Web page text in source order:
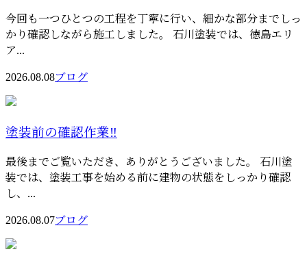
今回も一つひとつの工程を丁寧に行い、細かな部分までしっ
かり確認しながら施工しました。 石川塗装では、徳島エリ
ア...
2026.08.08ブログ
塗装前の確認作業‼️
最後までご覧いただき、ありがとうございました。 石川塗
装では、塗装工事を始める前に建物の状態をしっかり確認
し、...
2026.08.07ブログ